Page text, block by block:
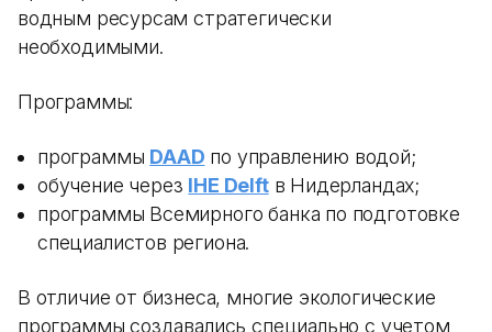
водным ресурсам стратегически
необходимыми.
Программы:
программы DAAD по управлению водой;
обучение через IHE Delftв Нидерландах;
программы Всемирного банка по подготовке
специалистов региона.
В отличие от бизнеса, многие экологические
программы создавались специально с учетом